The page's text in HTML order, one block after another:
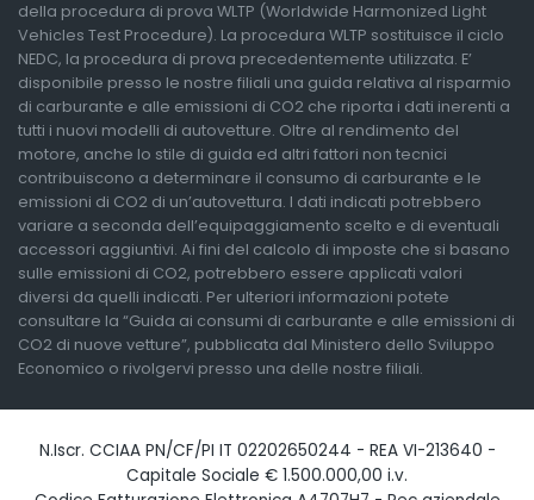
della procedura di prova WLTP (Worldwide Harmonized Light
Vehicles Test Procedure). La procedura WLTP sostituisce il ciclo
NEDC, la procedura di prova precedentemente utilizzata. E’
disponibile presso le nostre filiali una guida relativa al risparmio
di carburante e alle emissioni di CO2 che riporta i dati inerenti a
tutti i nuovi modelli di autovetture. Oltre al rendimento del
motore, anche lo stile di guida ed altri fattori non tecnici
contribuiscono a determinare il consumo di carburante e le
emissioni di CO2 di un’autovettura. I dati indicati potrebbero
variare a seconda dell’equipaggiamento scelto e di eventuali
accessori aggiuntivi. Ai fini del calcolo di imposte che si basano
sulle emissioni di CO2, potrebbero essere applicati valori
diversi da quelli indicati. Per ulteriori informazioni potete
consultare la “Guida ai consumi di carburante e alle emissioni di
CO2 di nuove vetture”, pubblicata dal Ministero dello Sviluppo
Economico o rivolgervi presso una delle nostre filiali.
N.Iscr. CCIAA PN/CF/PI IT 02202650244 - REA VI-213640 -
Capitale Sociale € 1.500.000,00 i.v.